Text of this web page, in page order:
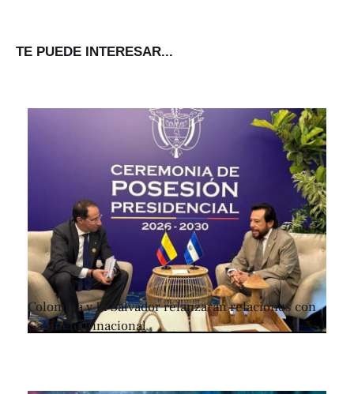
TE PUEDE INTERESAR...
Colombia y El Salvador relanzarán relaciones con
Gabinete Binacional